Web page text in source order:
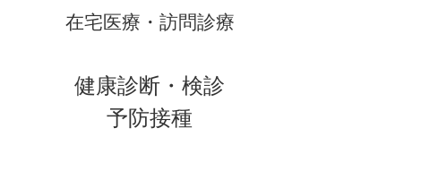
在宅医療・訪問診療
健康診断・検診
予防接種